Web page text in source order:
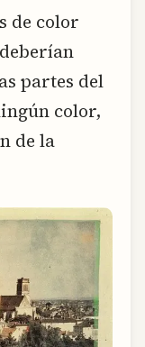
de color
partes del
color,
de la